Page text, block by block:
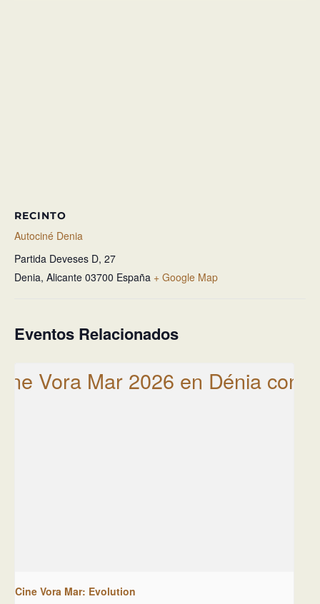
RECINTO
Autociné Denia
Partida Deveses D, 27
Denia, Alicante 03700 España + Google Map
Eventos Relacionados
Cine Vora Mar: Evolution